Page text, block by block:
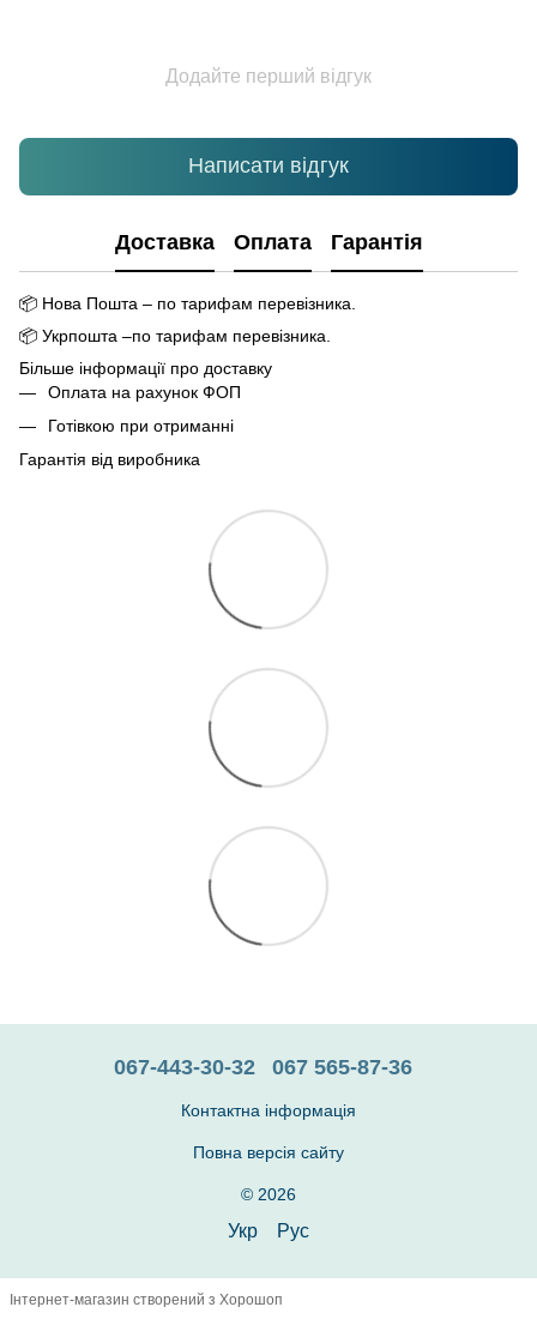
Додайте перший відгук
Написати відгук
Доставка Оплата Гарантія
📦 Нова Пошта – по тарифам перевізника.
📦 Укрпошта –по тарифам перевізника.
Більше інформації про доставку
Оплата на рахунок ФОП
Готівкою при отриманні
Гарантія від виробника
067-443-30-32 067 565-87-36
Контактна інформація
Повна версія сайту
© 2026
Укр Рус
Інтернет-магазин створений з Хорошоп